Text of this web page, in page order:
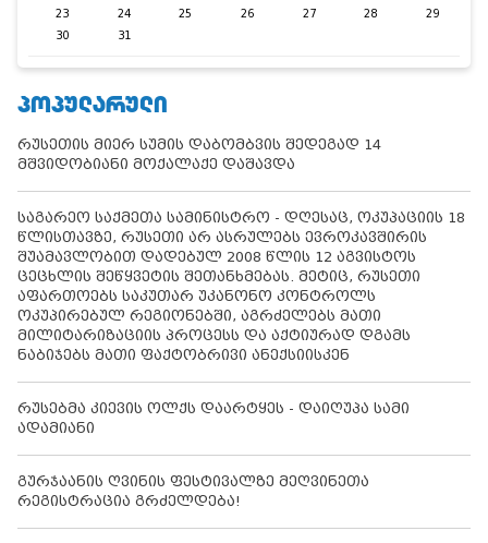
23
24 25 26 27 28
29
30
31
ᲞᲝᲞᲣᲚᲐᲠᲣᲚᲘ
რუსეთის მიერ სუმის დაბომბვის შედეგად 14
მშვიდობიანი მოქალაქე დაშავდა
საგარეო საქმეთა სამინისტრო - დღესაც, ოკუპაციის 18
წლისთავზე, რუსეთი არ ასრულებს ევროკავშირის
შუამავლობით დადებულ 2008 წლის 12 აგვისტოს
ცეცხლის შეწყვეტის შეთანხმებას. მეტიც, რუსეთი
აფართოებს საკუთარ უკანონო კონტროლს
ოკუპირებულ რეგიონებში, აგრძელებს მათი
მილიტარიზაციის პროცესს და აქტიურად დგამს
ნაბიჯებს მათი ფაქტობრივი ანექსიისკენ
რუსებმა კიევის ოლქს დაარტყეს - დაიღუპა სამი
ადამიანი
გურჯაანის ღვინის ფესტივალზე მეღვინეთა
რეგისტრაცია გრძელდება!